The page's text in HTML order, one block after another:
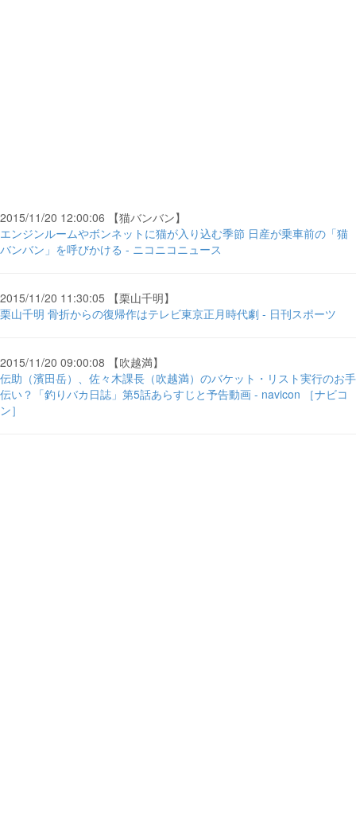
2015/11/20 12:00:06 【猫バンバン】
エンジンルームやボンネットに猫が入り込む季節 日産が乗車前の「猫
バンバン」を呼びかける - ニコニコニュース
2015/11/20 11:30:05 【栗山千明】
栗山千明 骨折からの復帰作はテレビ東京正月時代劇 - 日刊スポーツ
2015/11/20 09:00:08 【吹越満】
伝助（濱田岳）、佐々木課長（吹越満）のバケット・リスト実行のお手
伝い？「釣りバカ日誌」第5話あらすじと予告動画 - navicon ［ナビコ
ン］